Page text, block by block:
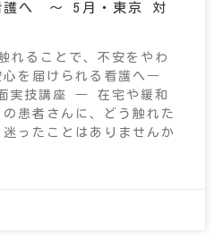
護へ ～ 5月・東京 対
れることで、不安をやわ
を届けられる看護へ―
実技講座 ― 在宅や緩和
患者さんに、どう触れた
ったことはありませんか